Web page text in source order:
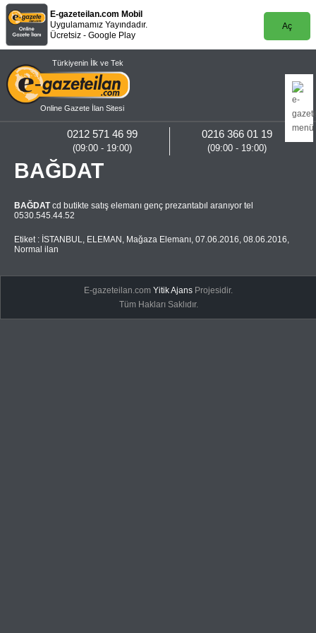
E-gazeteilan.com Mobil
Uygulamamız Yayındadır.
Ücretsiz - Google Play
Aç
Türkiyenin İlk ve Tek
Online Gazete İlan Sitesi
0216 366 01 19
(09:00 - 19:00)
0212 571 46 99
(09:00 - 19:00)
BAĞDAT
BAĞDATcd butikte satış elemanı genç prezantabıl aranıyor tel
0530.545.44.52
Etiket : İSTANBUL, ELEMAN , Mağaza Elemanı, 07.06.2016, 08.06.2016,
Normal ilan
E-gazeteilan.comYitik Ajans Projesidir.
Tüm Hakları Saklıdır.